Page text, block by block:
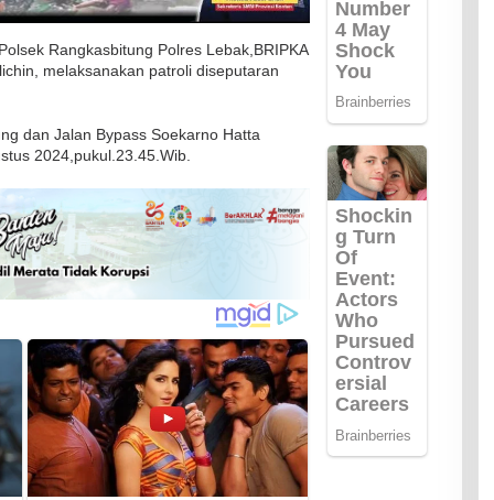
Rangkasbitung Polres Lebak,BRIPKA
melaksanakan patroli diseputaran
dan Jalan Bypass Soekarno Hatta
2024,pukul.23.45.Wib.